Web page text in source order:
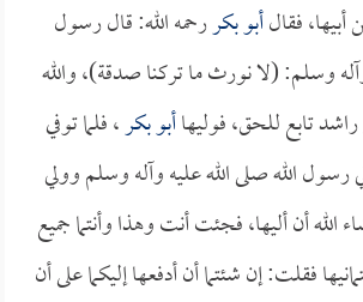
أبيها، فقالأبو بكررحمه الله: قال رسول
وسلم: (لا نورث ما تركنا صدقة)، والله
تابع للحق، فوليهاأبو بكر، فلما توفي
رسول الله صلى الله عليه وآله وسلم وولي
الله أن أليها، فجئت أنت وهذا وأنتما جميع
فقلت: إن شئتما أن أدفعها إليكما على أن